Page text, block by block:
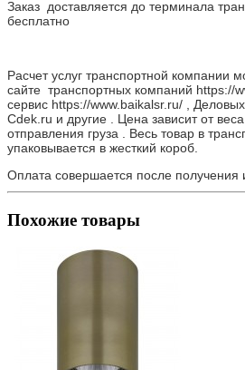
Заказ доставляется до терминала
бесплатно
Расчет услуг транспортной компании
сайте транспортных компаний https://
сервис https://www.baikalsr.ru/ ,
Cdek.ru и другие . Цена зависит от
отправления груза . Весь товар в
упаковывается в жесткий короб.
Оплата совершается после получения
Похожие товары